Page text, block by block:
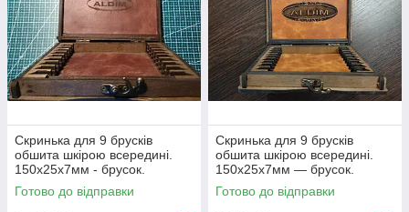
Скринька для 9 брусків
обшита шкірою всередині.
150х25х7мм - брусок.
Готово до відправки
Скринька для 9 брусків
обшита шкірою всередині.
150х25х7мм — брусок.
Готово до відправки